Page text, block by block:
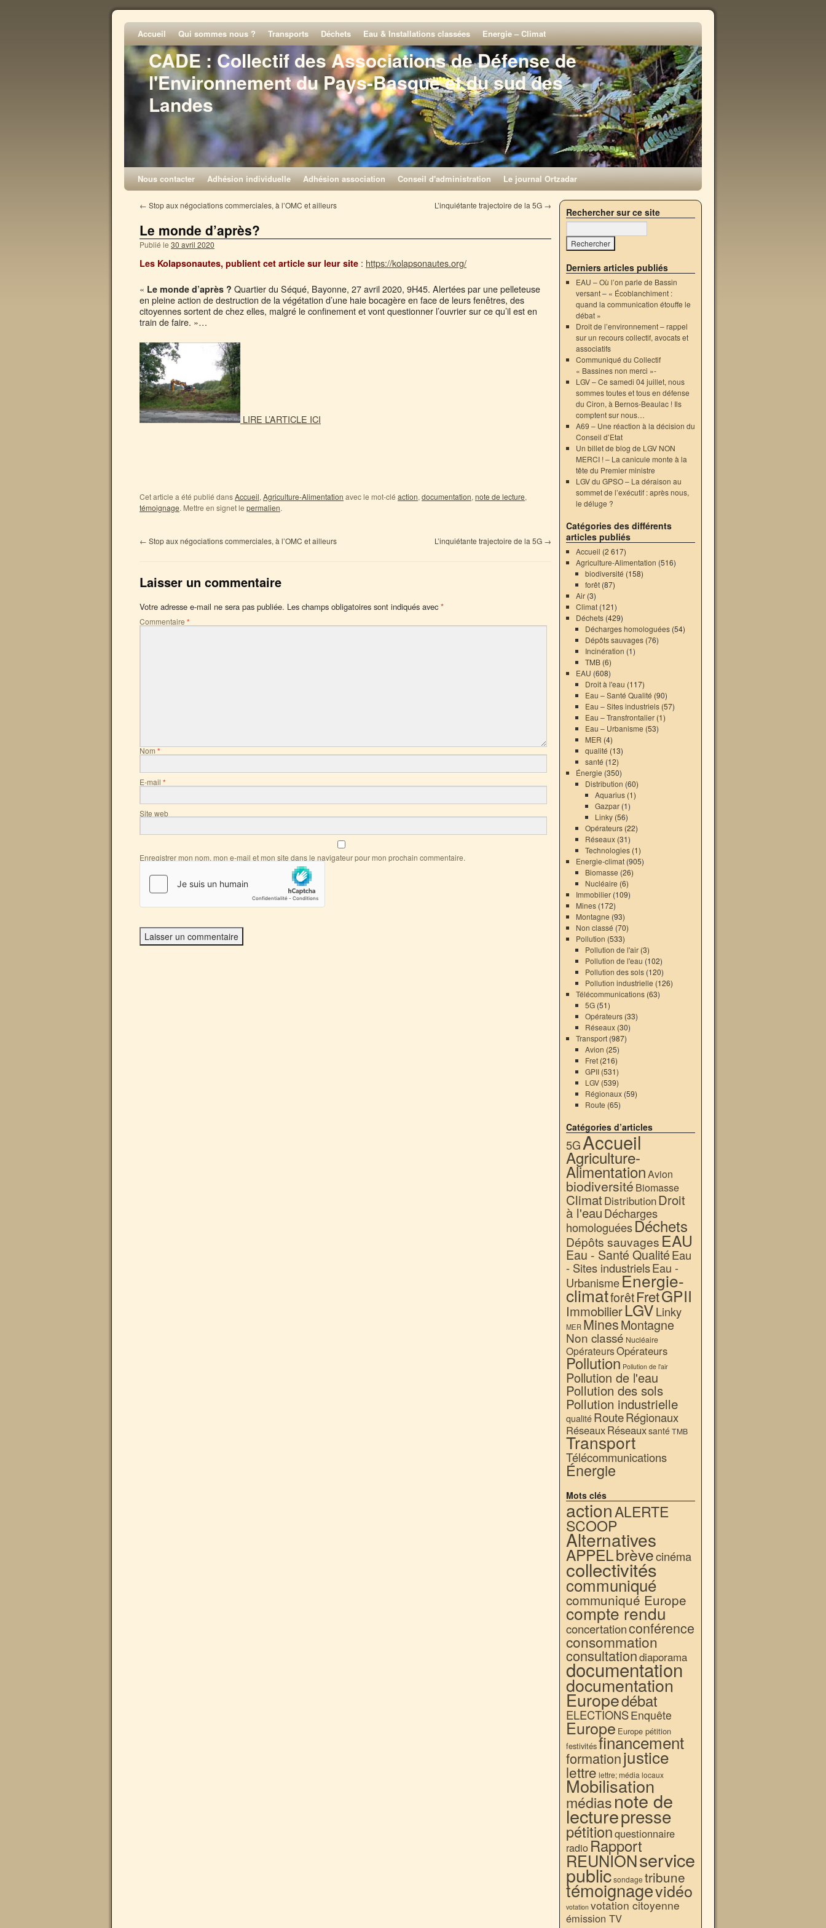
CADE : Collectif des Associations de Défense de
l'Environnement du Pays-Basque et du sud des
Landes
Accueil Qui sommes nous ? Transports Déchets Eau & Installations classées Energie – Climat
Nous contacter Adhésion individuelle Adhésion association Conseil d'administration Le journal Ortzadar
← Stop aux négociations commerciales, à l’OMC et ailleurs L’inquiétante trajectoire de la 5G →
Le monde d’après?
Publié le 30 avril 2020
Les Kolapsonautes, publient cet article sur leur site : https://kolapsonautes.org/
« Le monde d’après ? Quartier du Séqué, Bayonne, 27 avril 2020, 9H45. Alertées par une pelleteuse
en pleine action de destruction de la végétation d’une haie bocagère en face de leurs fenêtres, des
citoyennes sortent de chez elles, malgré le confinement et vont questionner l’ouvrier sur ce qu’il est en
train de faire. »…
LIRE L’ARTICLE ICI
Cet article a été publié dansAccueil, Agriculture-Alimentation avec le mot-clé action, documentation, note de lecture,
témoignage. Mettre en signet le permalien.
← Stop aux négociations commerciales, à l’OMC et ailleurs L’inquiétante trajectoire de la 5G →
Laisser un commentaire
Votre adresse e-mail ne sera pas publiée. Les champs obligatoires sont indiqués avec *
Commentaire *
Nom*
E-mail *
Site web
Enregistrer mon nom, mon e-mail et mon site dans le navigateur pour mon prochain commentaire.
Rechercher sur ce site
Derniers articles publiés
EAU – Où l’on parle de Bassin
versant – « Écoblanchiment :
quand la communication étouffe le
débat »
Droit de l’environnement – rappel
sur un recours collectif, avocats et
associatifs
Communiqué du Collectif
« Bassines non merci »-
LGV – Ce samedi 04 juillet, nous
sommes toutes et tous en défense
du Ciron, à Bernos-Beaulac ! Ils
comptent sur nous…
A69 – Une réaction à la décision du
Conseil d’Etat
Un billet de blog de LGV NON
MERCI ! – La canicule monte à la
tête du Premier ministre
LGV du GPSO – La déraison au
sommet de l’exécutif : après nous,
le déluge ?
Catégories des différents
articles publiés
Accueil (2 617)
Agriculture-Alimentation (516)
biodiversité (158)
forêt (87)
Air(3)
Climat(121)
Déchets(429)
Décharges homologuées (54)
Dépôts sauvages (76)
Incinération (1)
TMB (6)
EAU (608)
Droit à l'eau (117)
Eau – Santé Qualité (90)
Eau – Sites industriels (57)
Eau – Transfrontalier (1)
Eau – Urbanisme (53)
MER (4)
qualité (13)
santé (12)
Énergie (350)
Distribution (60)
Aquarius(1)
Gazpar(1)
Linky(56)
Opérateurs (22)
Réseaux (31)
Technologies (1)
Energie-climat(905)
Biomasse (26)
Nucléaire (6)
Immobilier(109)
Mines(172)
Montagne (93)
Non classé (70)
Pollution (533)
Pollution de l'air (3)
Pollution de l'eau (102)
Pollution des sols (120)
Pollution industrielle (126)
Télécommunications(63)
5G (51)
Opérateurs (33)
Réseaux (30)
Transport(987)
Avion (25)
Fret (216)
GPII (531)
LGV (539)
Régionaux (59)
Route (65)
Catégories d’articles
5GAccueil
Agriculture-
AlimentationAvion
biodiversité Biomasse
ClimatDistributionDroit
à l'eauDécharges
homologuéesDéchets
Dépôts sauvages EAU
Eau - Santé QualitéEau
- Sites industrielsEau -
UrbanismeEnergie-
climatforêtFretGPII
ImmobilierLGVLinky
MER MinesMontagne
Non classé Nucléaire
OpérateursOpérateurs
Pollution Pollution de l'air
Pollution de l'eau
Pollution des sols
Pollution industrielle
qualité RouteRégionaux
RéseauxRéseauxsantéTMB
Transport
Télécommunications
Énergie
Mots clés
actionALERTE
SCOOP
Alternatives
APPELbrèvecinéma
collectivités
communiqué
communiqué Europe
compte rendu
concertationconférence
consommation
consultationdiaporama
documentation
documentation
Europedébat
ELECTIONSEnquête
Europe Europe pétition
festivitésfinancement
formationjustice
lettre lettre; média locaux
Mobilisation
médiasnote de
lecturepresse
pétitionquestionnaire
radio Rapport
REUNIONservice
publicsondage tribune
témoignagevidéo
votation votation citoyenne
émission TV